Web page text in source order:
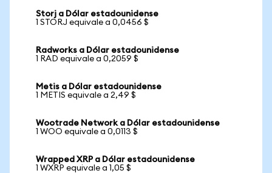
Storj a Dólar estadounidense
1 STORJ equivale a 0,0456 $
Radworks a Dólar estadounidense
1 RAD equivale a 0,2059 $
Metis a Dólar estadounidense
1 METIS equivale a 2,49 $
Wootrade Network a Dólar estadounidense
1 WOO equivale a 0,0113 $
Wrapped XRP a Dólar estadounidense
1 WXRP equivale a 1,05 $